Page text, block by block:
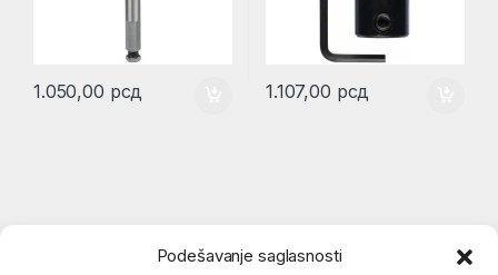
Podešavanje saglasnosti
1.050,00 рсд 1.107,00 рсд